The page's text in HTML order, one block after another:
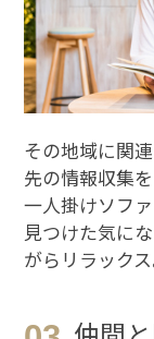
その地域に関
先の情報収集を
一人掛けソフ
見つけた気に
がらリラックス